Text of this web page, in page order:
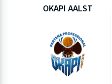
OKAPI AALST